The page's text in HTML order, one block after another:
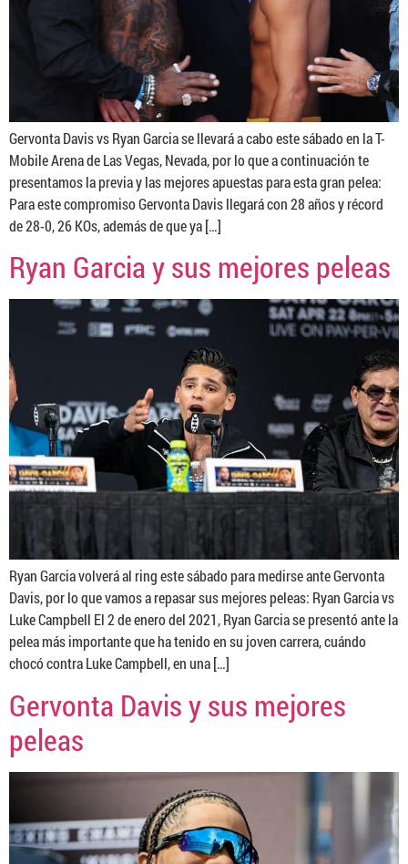
Gervonta Davis vs Ryan Garcia se llevará a cabo este sábado en la T-
Mobile Arena de Las Vegas, Nevada, por lo que a continuación te
presentamos la previa y las mejores apuestas para esta gran pelea:
Para este compromiso Gervonta Davis llegará con 28 años y récord
de 28-0, 26 KOs, además de que ya […]
Ryan Garcia y sus mejores peleas
Ryan Garcia volverá al ring este sábado para medirse ante Gervonta
Davis, por lo que vamos a repasar sus mejores peleas: Ryan Garcia vs
Luke Campbell El 2 de enero del 2021, Ryan Garcia se presentó ante la
pelea más importante que ha tenido en su joven carrera, cuándo
chocó contra Luke Campbell, en una […]
Gervonta Davis y sus mejores
peleas